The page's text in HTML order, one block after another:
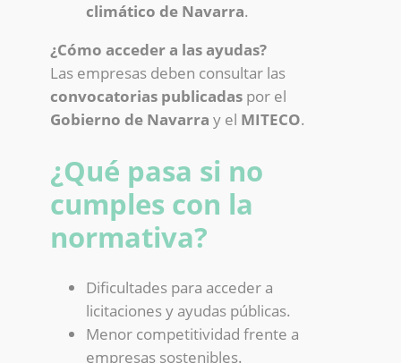
climático de Navarra.
¿Cómo acceder a las ayudas?
Las empresas deben consultar las
convocatorias publicadaspor el
Gobierno de Navarra y el MITECO.
¿Qué pasa si no
cumples con la
normativa?
Dificultades para acceder a
licitaciones y ayudas públicas.
Menor competitividad frente a
empresas sostenibles.